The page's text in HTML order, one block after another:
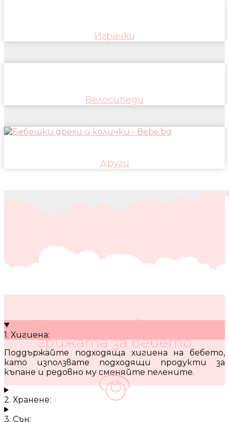
Играчки
Велосипеди
Други
10 кратки съвета за
грижата за бебето
1. Хигиена:
Поддържайте подходяща хигиена на бебето,
като използвате подходящи продукти за
къпане и редовно му сменяйте пелените.
2. Хранене:
3. Сън: